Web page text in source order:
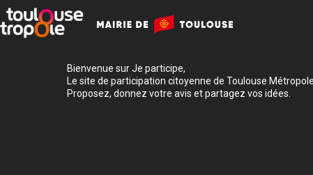
Bienvenue sur Je participe,
Le site de participation citoyenne de Toulouse Métropole.
Proposez, donnez votre avis et partagez vos idées.